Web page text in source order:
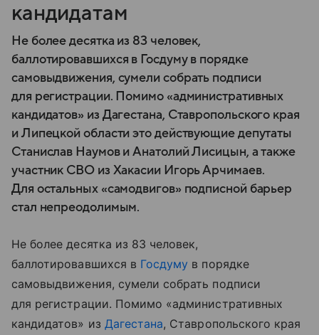
кандидатам
Не более десятка из 83 человек,
баллотировавшихся в Госдуму в порядке
самовыдвижения, сумели собрать подписи
для регистрации. Помимо «административных
кандидатов» из Дагестана, Ставропольского края
и Липецкой области это действующие депутаты
Станислав Наумов и Анатолий Лисицын, а также
участник СВО из Хакасии Игорь Арчимаев.
Для остальных «самодвигов» подписной барьер
стал непреодолимым.
Не более десятка из 83 человек,
баллотировавшихся в Госдуму в порядке
самовыдвижения, сумели собрать подписи
для регистрации. Помимо «административных
кандидатов» из Дагестана, Ставропольского края